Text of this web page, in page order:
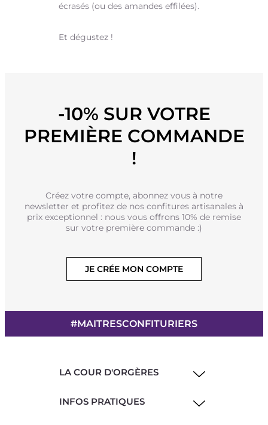
écrasés (ou des amandes effilées).
Et dégustez !
-10% SUR VOTRE
PREMIÈRE COMMANDE
!
Créez votre compte, abonnez vous à notre
newsletter et profitez de nos confitures artisanales à
prix exceptionnel : nous vous offrons 10% de remise
sur votre première commande :)
JE CRÉE MON COMPTE
#MAITRESCONFITURIERS
LA COUR D'ORGÈRES
INFOS PRATIQUES